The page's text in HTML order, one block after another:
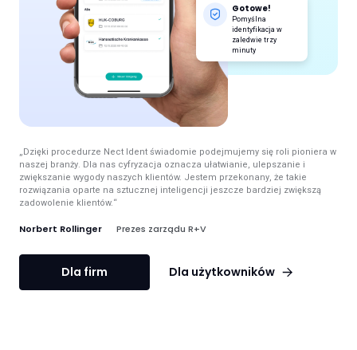
Gotowe!
Pomyślna
identyfikacja w
zaledwie trzy
minuty
„Dzięki procedurze Nect Ident świadomie podejmujemy się roli pioniera w
naszej branży. Dla nas cyfryzacja oznacza ułatwianie, ulepszanie i
zwiększanie wygody naszych klientów. Jestem przekonany, że takie
rozwiązania oparte na sztucznej inteligencji jeszcze bardziej zwiększą
zadowolenie klientów.“
Norbert Rollinger Prezes zarządu R+V
Dla firm Dla użytkowników